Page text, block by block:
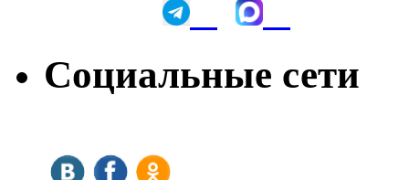
Социальные сети